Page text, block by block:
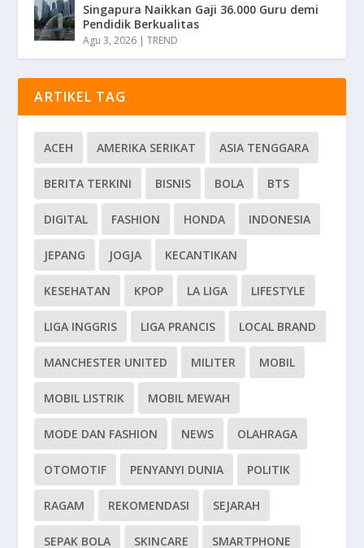
Singapura Naikkan Gaji 36.000 Guru demi
Pendidik Berkualitas
Agu 3, 2026 |TREND
ARTIKEL TAG
ACEH AMERIKA SERIKAT ASIA TENGGARA
BERITA TERKINI BISNIS BOLA BTS
DIGITAL FASHION HONDA INDONESIA
JEPANG JOGJA KECANTIKAN
KESEHATAN KPOP LA LIGA LIFESTYLE
LIGA INGGRIS LIGA PRANCIS LOCAL BRAND
MANCHESTER UNITED MILITER MOBIL
MOBIL LISTRIK MOBIL MEWAH
MODE DAN FASHION NEWS OLAHRAGA
OTOMOTIF PENYANYI DUNIA POLITIK
RAGAM REKOMENDASI SEJARAH
SEPAK BOLA SKINCARE SMARTPHONE